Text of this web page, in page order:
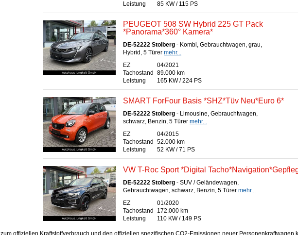
Leistung
85 KW / 115 PS
PEUGEOT 508 SW Hybrid 225 GT Pack
*Panorama*360° Kamera*
DE-52222 Stolberg - Kombi, Gebrauchtwagen, grau,
Hybrid, 5 Türer mehr...
EZ
04/2021
Tachostand
89.000 km
Leistung
165 KW / 224 PS
SMART ForFour Basis *SHZ*Tüv Neu*Euro 6*
DE-52222 Stolberg - Limousine, Gebrauchtwagen,
schwarz, Benzin, 5 Türer mehr...
EZ
04/2015
Tachostand
52.000 km
Leistung
52 KW / 71 PS
VW T-Roc Sport *Digital
DE-52222 Stolberg - SUV / Geländewagen,
Gebrauchtwagen, schwarz, Benzin, 5 Türer mehr...
EZ
01/2020
Tachostand
172.000 km
Leistung
110 KW / 149 PS
offiziellen Kraftstoffverbrauch und den offiziellen spezifischen CO2-Emissionen neuer Personenkraftwagen